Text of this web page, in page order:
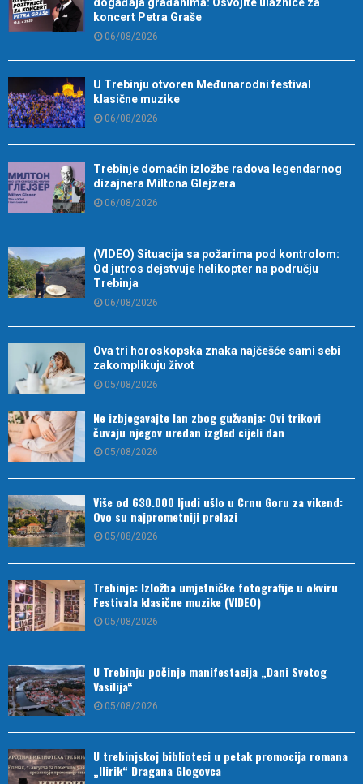
koncert Petra Graše
06/08/2026
U Trebinju otvoren Međunarodni festival
klasične muzike
06/08/2026
Trebinje domaćin izložbe radova legendarnog
dizajnera Miltona Glejzera
06/08/2026
(VIDEO) Situacija sa požarima pod kontrolom:
Od jutros dejstvuje helikopter na području
Trebinja
06/08/2026
Ova tri horoskopska znaka najčešće sami sebi
zakomplikuju život
05/08/2026
Ne izbjegavajte lan zbog gužvanja: Ovi trikovi
čuvaju njegov uredan izgled cijeli dan
05/08/2026
Više od 630.000 ljudi ušlo u Crnu Goru za vikend:
Ovo su najprometniji prelazi
05/08/2026
Trebinje: Izložba umjetničke fotografije u okviru
Festivala klasične muzike (VIDEO)
05/08/2026
U Trebinju počinje manifestacija „Dani Svetog
Vasilija“
05/08/2026
U trebinjskoj biblioteci u petak promocija romana
„Ilirik“ Dragana Glogovca